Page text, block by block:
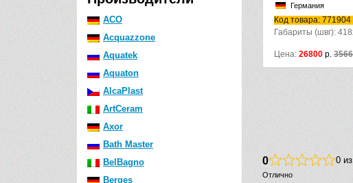
ACO
Acquazzone
Aquatek
Aquaton
AlcaPlast
ArtCeram
Axor
Bath Master
BelBagno
Berges
Германия
Код товара: 771904
Габариты (швг):
Цена:26800р.35660р.
0 0
Отлично